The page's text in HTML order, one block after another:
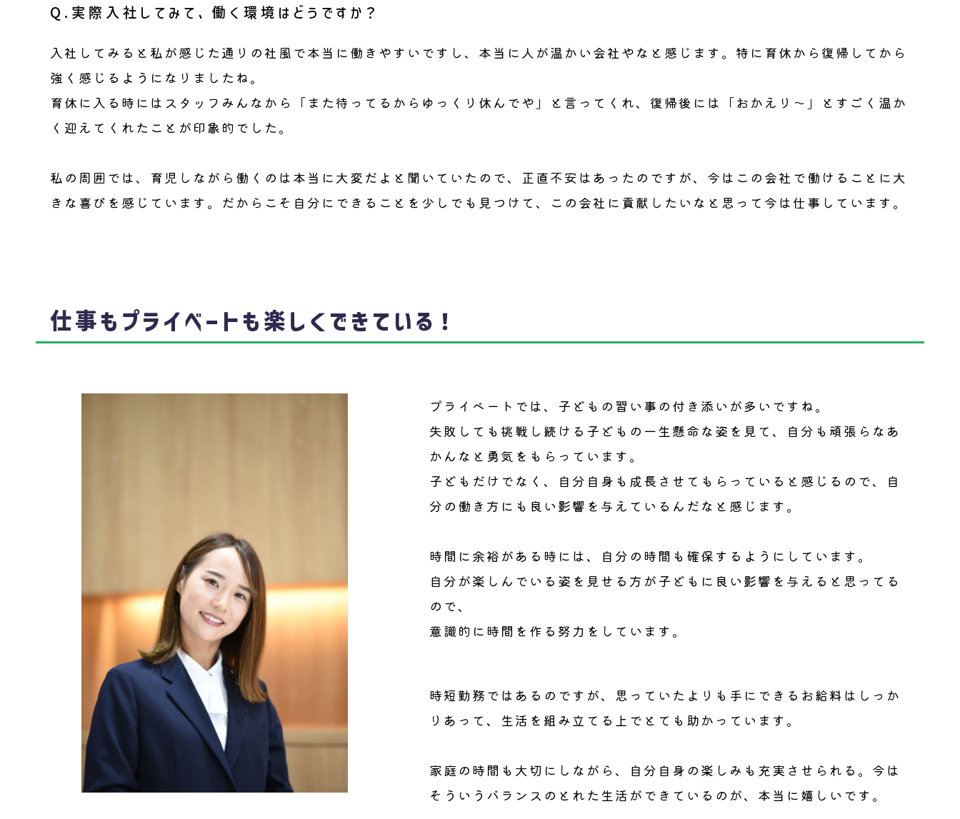
Q.実際入社してみて、働く環境はどうですか？
入社してみると私が感じた通りの社風で本当に働きやすいですし、本当に人が温かい会社やなと感じます。 特に育休から復帰してから
強く感じるようになりましたね。
育休に入る時にはスタッフみんなから「また待ってるからゆっくり休んでや」と言ってくれ、復帰後には「おかえり～」とすごく温か
く迎えてくれたことが印象的でした。
私の周囲では、育児しながら働くのは本当に大変だよと聞いていたので、正直不安はあったのですが、今はこの会社で働けることに大
きな喜びを感じています。だからこそ自分にできることを少しでも見つけて、この会社に貢献したいなと思って今は仕事しています。
仕事もプライベートも楽しくできている！
プライベートでは、子どもの習い事の付き添いが多いですね。
失敗しても挑戦し続ける子どもの一生懸命な姿を見て、自分も頑張らなあ
かんなと勇気をもらっています。
子どもだけでなく、自分自身も成長させてもらっていると感じるので、自
分の働き方にも良い影響を与えているんだなと感じます。
時間に余裕がある時には、自分の時間も確保するようにしています。
自分が楽しんでいる姿を見せる方が子どもに良い影響を与えると思ってる
ので、
意識的に時間を作る努力をしています。
時短勤務ではあるのですが、思っていたよりも手にできるお給料はしっか
りあって、生活を組み立てる上でとても助かっています。
家庭の時間も大切にしながら、自分自身の楽しみも充実させられる。今は
そういうバランスのとれた生活ができているのが、本当に嬉しいです。